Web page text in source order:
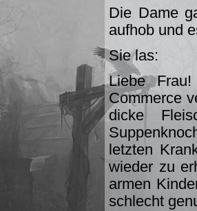
Die Dame
aufhob und
Sie las:
Liebe
Commerce
dicke
letzten
wieder zu
armen
schlecht